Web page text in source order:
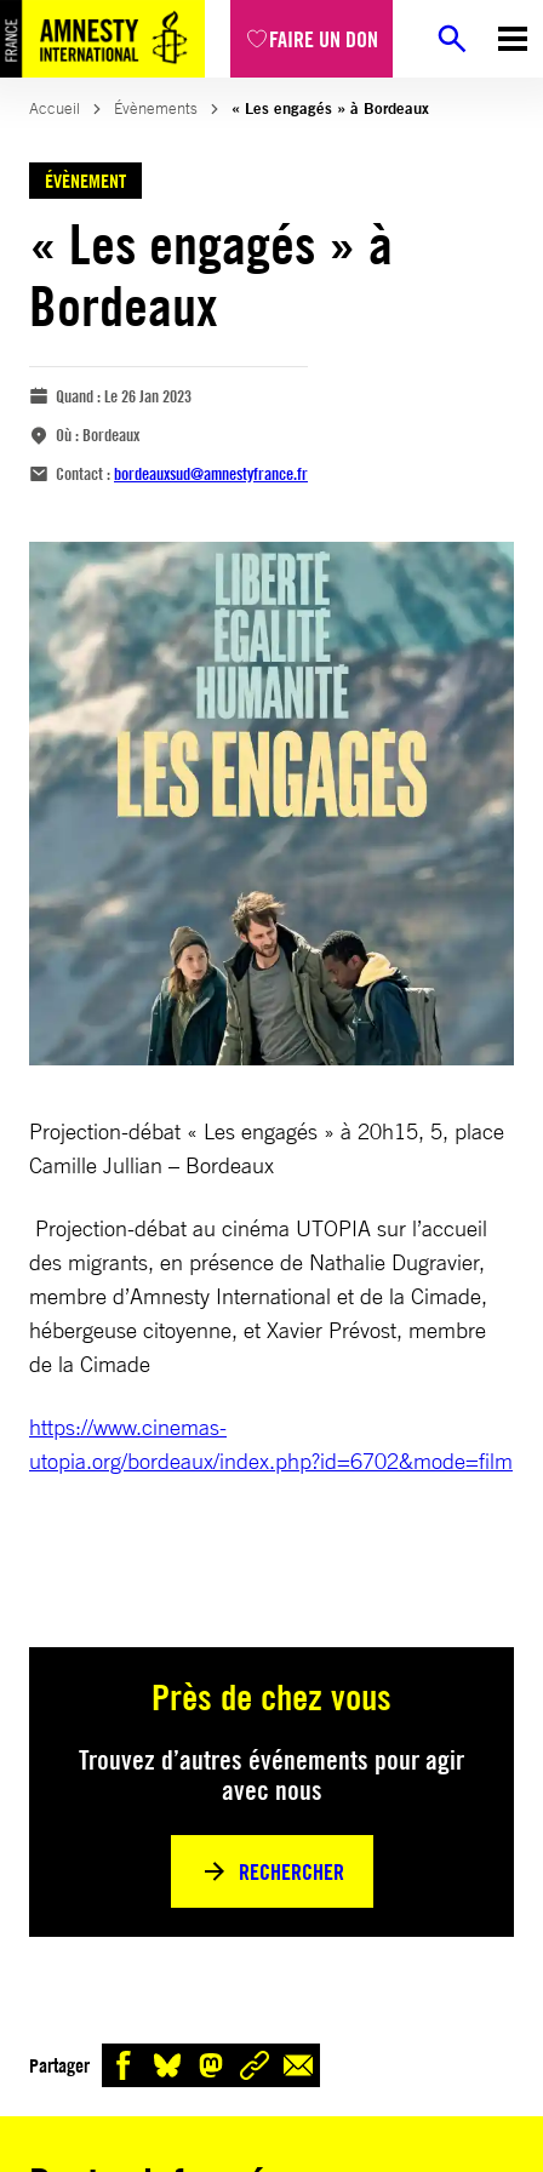
FAIRE UN DON
Accueil Évènements « Les engagés » à Bordeaux
ÉVÈNEMENT
« Les engagés » à
Bordeaux
Quand :Le 26 Jan 2023
Où :Bordeaux
Contact :bordeauxsud@amnestyfrance.fr
Projection-débat « Les engagés » à 20h15, 5, place
Camille Jullian – Bordeaux
Projection-débat au cinéma UTOPIA sur l’accueil
des migrants, en présence de Nathalie Dugravier,
membre d’Amnesty International et de la Cimade,
hébergeuse citoyenne, et Xavier Prévost, membre
de la Cimade
https://www.cinemas-
utopia.org/bordeaux/index.php?id=6702&mode=film
Près de chez vous
Trouvez d’autres événements pour agir
avec nous
RECHERCHER
Partager